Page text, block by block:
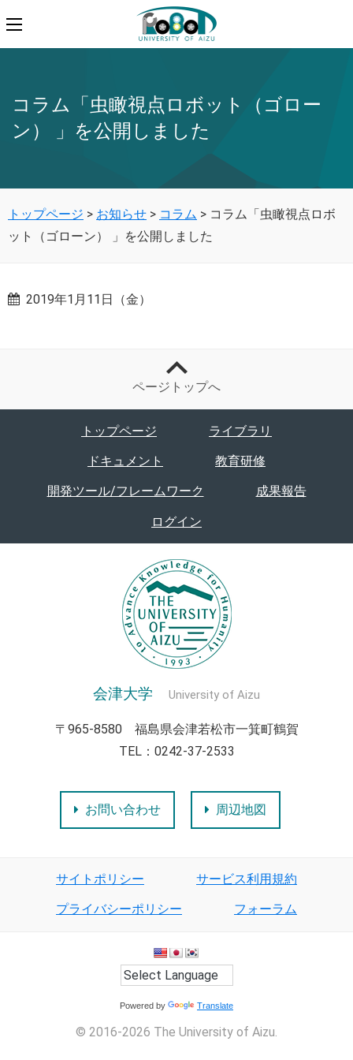
コラム「虫瞰視点ロボット（ゴロー
ン） 」を公開しました
トップページ > お知らせ > コラム > コラム「虫瞰視点ロボ
ット（ゴローン） 」を公開しました
2019年1月11日（金）
ページトップへ
トップページ ライブラリ
ドキュメント 教育研修
開発ツール/フレームワーク 成果報告
ログイン
会津大学 University of Aizu
〒965-8580 福島県会津若松市一箕町鶴賀
TEL：0242-37-2533
お問い合わせ 周辺地図
サイトポリシー サービス利用規約
プライバシーポリシー フォーラム
Powered by Translate
© 2016-2026 The University of Aizu.